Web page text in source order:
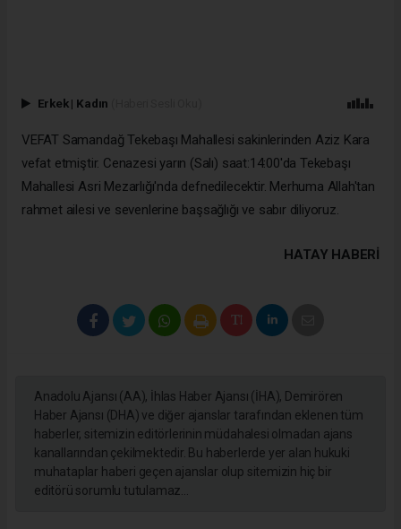
Erkek | Kadın
VEFAT Samandağ Tekebaşı Mahallesi sakinlerinden Aziz Kara
vefat etmiştir. Cenazesi yarın (Salı) saat:14:00'da Tekebaşı
Mahallesi Asri Mezarlığı'nda defnedilecektir. Merhuma Allah'tan
rahmet ailesi ve sevenlerine başsağlığı ve sabır diliyoruz.
HATAY HABERİ
Anadolu Ajansı (AA), İhlas Haber Ajansı (İHA), Demirören
Haber Ajansı (DHA) ve diğer ajanslar tarafından eklenen tüm
haberler, sitemizin editörlerinin müdahalesi olmadan ajans
kanallarından çekilmektedir. Bu haberlerde yer alan hukuki
muhataplar haberi geçen ajanslar olup sitemizin hiç bir
editörü sorumlu tutulamaz...